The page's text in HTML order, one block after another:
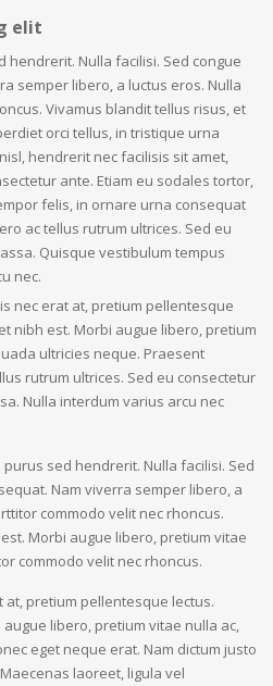
elit
hendrerit. Nulla facilisi. Sed congue
semper libero, a luctus eros. Nulla
Vivamus blandit tellus risus, et
orci tellus, in tristique urna
hendrerit nec facilisis sit amet,
ante. Etiam eu sodales tortor,
felis, in ornare urna consequat
ac tellus rutrum ultrices. Sed eu
Quisque vestibulum tempus
nec.
nec erat at, pretium pellentesque
nibh est. Morbi augue libero, pretium
ultricies neque. Praesent
rutrum ultrices. Sed eu consectetur
Nulla interdum varius arcu nec
sed hendrerit. Nulla facilisi. Sed
Nam viverra semper libero, a
commodo velit nec rhoncus.
Morbi augue libero, pretium vitae
commodo velit nec rhoncus.
at, pretium pellentesque lectus.
libero, pretium vitae nulla ac,
eget neque erat. Nam dictum justo
laoreet, ligula vel